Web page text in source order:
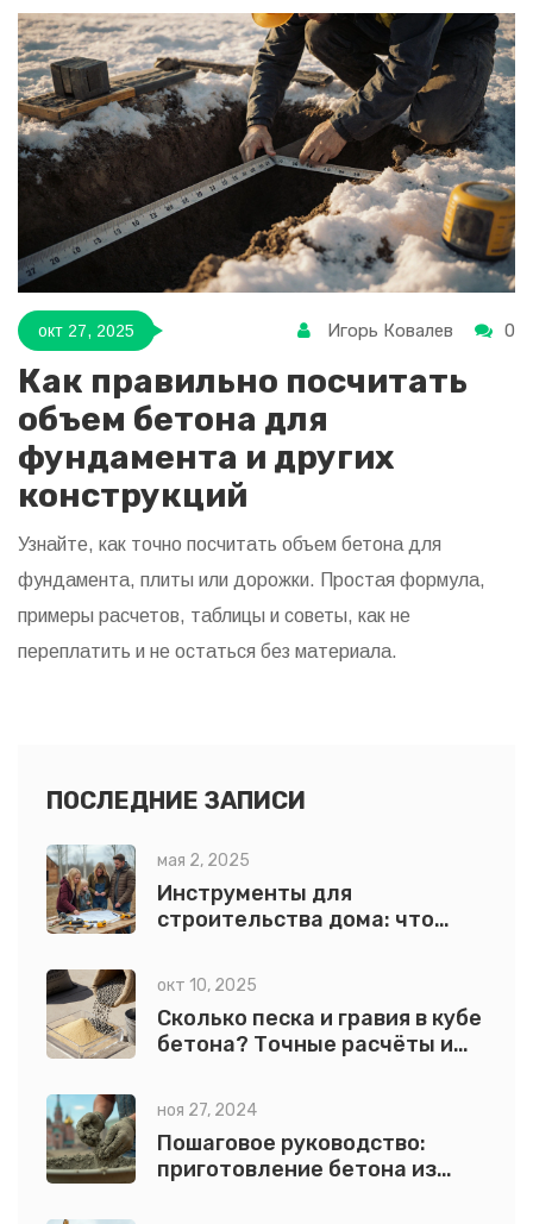
окт 27, 2025 Игорь Ковалев 0
Как правильно посчитать
объем бетона для
фундамента и других
конструкций
Узнайте, как точно посчитать объем бетона для
фундамента, плиты или дорожки. Простая формула,
примеры расчетов, таблицы и советы, как не
переплатить и не остаться без материала.
ПОСЛЕДНИЕ ЗАПИСИ
мая 2, 2025
Инструменты для
строительства дома: что
окт 10, 2025
Сколько песка и гравия в кубе
бетона? Точные расчёты и
ноя 27, 2024
Пошаговое руководство:
приготовление бетона из